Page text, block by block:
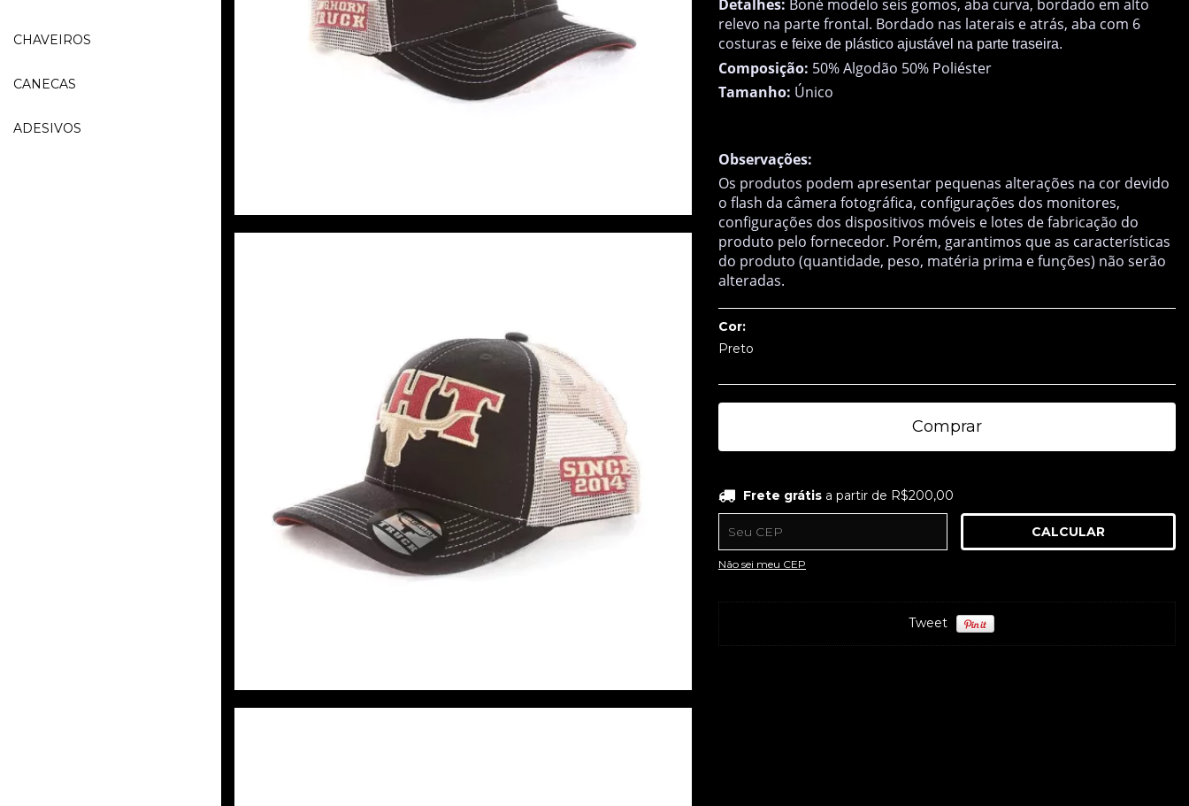
CHAVEIROS
CANECAS
ADESIVOS
Detalhes: Boné modelo seis gomos, aba curva, bordado em alto
relevo na parte frontal. Bordado nas laterais e atrás, aba com 6
costuras e feixe de plástico ajustável na parte traseira.
Composição: 50% Algodão 50% Poliéster
Tamanho: Único
Observações:
Os produtos podem apresentar pequenas alterações na cor devido
o flash da câmera fotográfica, configurações dos monitores,
configurações dos dispositivos móveis e lotes de fabricação do
produto pelo fornecedor. Porém, garantimos que as características
do produto (quantidade, peso, matéria prima e funções) não serão
alteradas.
Cor:
Preto
Frete grátisa partir deR$200,00
Frete grátisa partir de R$200,00
CALCULAR
Não sei meu CEP
Tweet